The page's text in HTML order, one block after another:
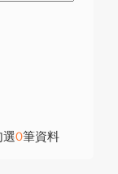
選0筆資料